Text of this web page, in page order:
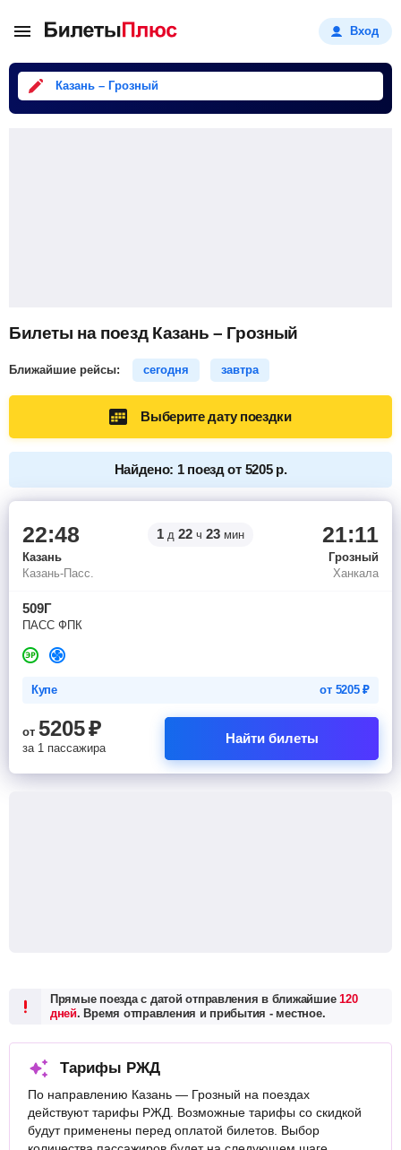
Вход
Казань – Грозный
Билеты на поезд Казань – Грозный
Ближайшие рейсы: сегодня завтра
Выберите дату поездки
Найдено: 1 поезд от 5205 р.
22:48 1 д 22 ч 23 мин 21:11
Казань
Грозный
Казань-Пасс.
Ханкала
509Г
ПАСС ФПК
Купе от 5205₽
от 5205₽
за 1 пассажира
Найти билеты
Прямые поезда с датой отправления в ближайшие120
дней. Время отправления и прибытия - местное.
Тарифы РЖД
По направлению Казань — Грозный на поездах
действуют тарифы РЖД. Возможные тарифы со скидкой
будут применены перед оплатой билетов. Выбор